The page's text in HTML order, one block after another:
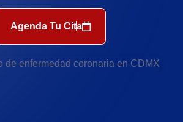
Agenda Tu Cita